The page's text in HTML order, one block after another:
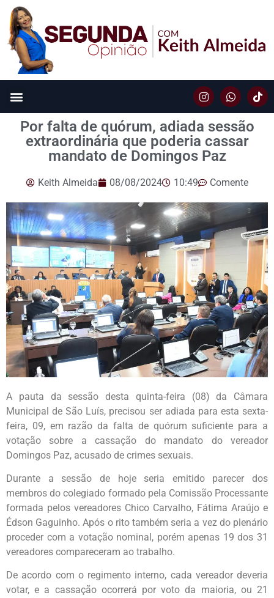
Por falta de quórum, adiada sessão
extraordinária que poderia cassar
mandato de Domingos Paz
Keith Almeida 08/08/2024 10:49 Comente
A pauta da sessão desta quinta-feira (08) da Câmara
Municipal de São Luís, precisou ser adiada para esta sexta-
feira, 09, em razão da falta de quórum suficiente para a
votação sobre a cassação do mandato do vereador
Domingos Paz, acusado de crimes sexuais.
Durante a sessão de hoje seria emitido parecer dos
membros do colegiado formado pela Comissão Processante
formada pelos vereadores Chico Carvalho, Fátima Araújo e
Édson Gaguinho. Após o rito também seria a vez do plenário
proceder com a votação nominal, porém apenas 19 dos 31
vereadores compareceram ao trabalho.
De acordo com o regimento interno, cada vereador deveria
votar, e a cassação ocorrerá por voto da maioria, ou 21